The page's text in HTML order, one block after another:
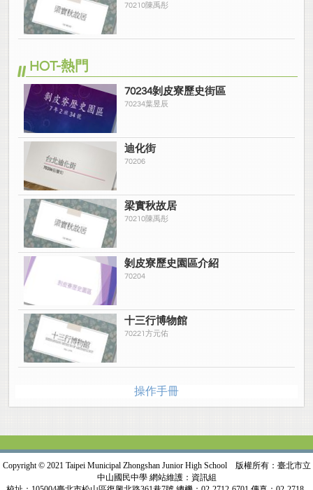
70210陳禹彤
HOT-熱門
70234剝皮寮歷史街區
70234葉昱辰
迪化街
70206
梁實秋故居
70210陳禹彤
剝皮寮歷史園區介紹
70204
十三行博物館
70221方元佑
操作手冊
Copyright © 2021 Taipei Municipal Zhongshan Junior High School 版權所有：臺北市立
中山國民中學 網站維護：資訊組